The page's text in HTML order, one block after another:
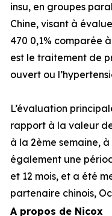
insu, en groupes
Chine, visant à
470 0,1% comparée
est le traitement de
ouvert ou
L’évaluation
rapport à la valeur
à la 2ème semaine,
également une
et 12 mois, et a été
partenaire chinois,
A propos de Nicox